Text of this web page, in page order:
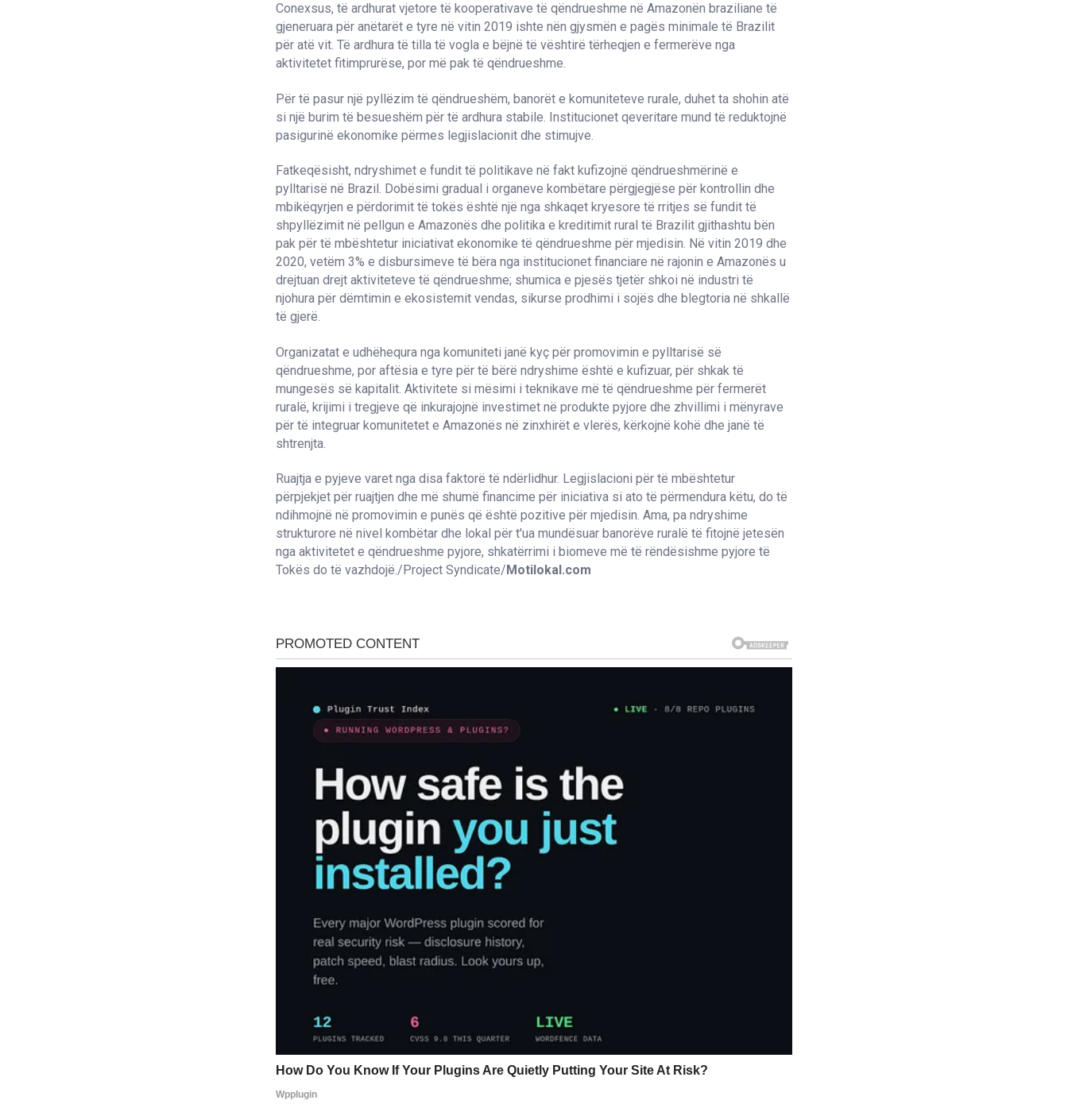
Conexsus, të ardhurat vjetore të kooperativave të qëndrueshme në Amazonën braziliane të
gjeneruara për anëtarët e tyre në vitin 2019 ishte nën gjysmën e pagës minimale të Brazilit
për atë vit. Të ardhura të tilla të vogla e bëjnë të vështirë tërheqjen e fermerëve nga
aktivitetet fitimprurëse, por më pak të qëndrueshme.
Për të pasur një pyllëzim të qëndrueshëm, banorët e komuniteteve rurale, duhet ta shohin atë
si një burim të besueshëm për të ardhura stabile. Institucionet qeveritare mund të reduktojnë
pasigurinë ekonomike përmes legjislacionit dhe stimujve.
Fatkeqësisht, ndryshimet e fundit të politikave në fakt kufizojnë qëndrueshmërinë e
pylltarisë në Brazil. Dobësimi gradual i organeve kombëtare përgjegjëse për kontrollin dhe
mbikëqyrjen e përdorimit të tokës është një nga shkaqet kryesore të rritjes së fundit të
shpyllëzimit në pellgun e Amazonës dhe politika e kreditimit rural të Brazilit gjithashtu bën
pak për të mbështetur iniciativat ekonomike të qëndrueshme për mjedisin. Në vitin 2019 dhe
2020, vetëm 3% e disbursimeve të bëra nga institucionet financiare në rajonin e Amazonës u
drejtuan drejt aktiviteteve të qëndrueshme; shumica e pjesës tjetër shkoi në industri të
njohura për dëmtimin e ekosistemit vendas, sikurse prodhimi i sojës dhe blegtoria në shkallë
të gjerë.
Organizatat e udhëhequra nga komuniteti janë kyç për promovimin e pylltarisë së
qëndrueshme, por aftësia e tyre për të bërë ndryshime është e kufizuar, për shkak të
mungesës së kapitalit. Aktivitete si mësimi i teknikave më të qëndrueshme për fermerët
ruralë, krijimi i tregjeve që inkurajojnë investimet në produkte pyjore dhe zhvillimi i mënyrave
për të integruar komunitetet e Amazonës në zinxhirët e vlerës, kërkojnë kohë dhe janë të
shtrenjta.
Ruajtja e pyjeve varet nga disa faktorë të ndërlidhur. Legjislacioni për të mbështetur
përpjekjet për ruajtjen dhe më shumë financime për iniciativa si ato të përmendura këtu, do të
ndihmojnë në promovimin e punës që është pozitive për mjedisin. Ama, pa ndryshime
strukturore në nivel kombëtar dhe lokal për t'ua mundësuar banorëve ruralë të fitojnë jetesën
nga aktivitetet e qëndrueshme pyjore, shkatërrimi i biomeve më të rëndësishme pyjore të
Tokës do të vazhdojë./Project Syndicate/ Motilokal.com